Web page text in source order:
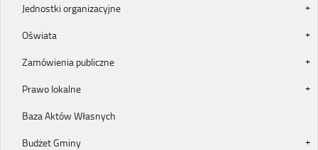
Jednostki organizacyjne
Oświata
Zamówienia publiczne
Prawo lokalne
Baza Aktów Własnych
Budżet Gminy